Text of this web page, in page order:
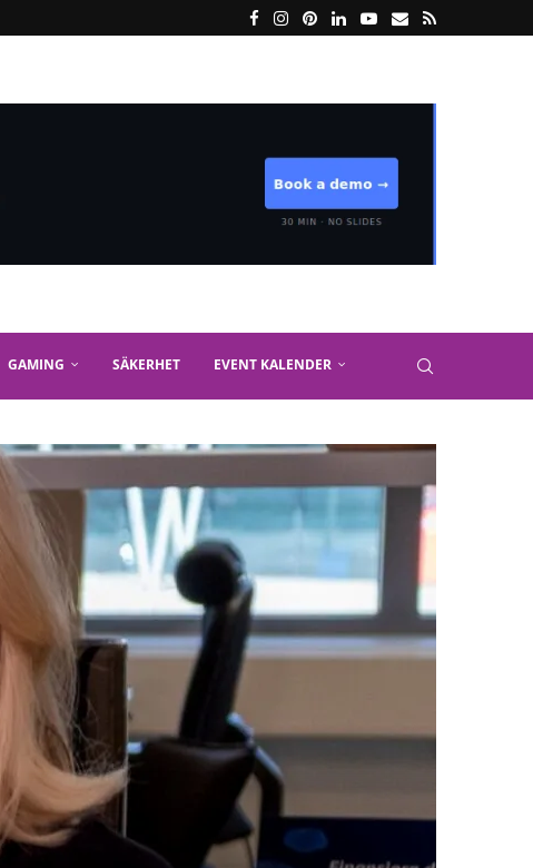
GAMING SÄKERHET EVENT KALENDER